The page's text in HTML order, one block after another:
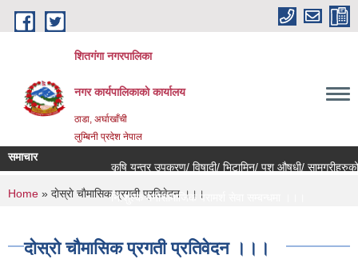
Skip to main content
शितगंगा नगरपालिका
नगर कार्यपालिकाकाे कार्यालय
ठाडा, अर्घाखाँची
लुम्बिनी प्रदेश नेपाल
समाचार
कृषि यन्त्र उपकरण/ विषादी/ भिटामिन/ पशु औषधी/
नि:शुल्क मनोसामाजिक परामर्श सेवा सम्बन्धमा ।।।
You are here
Home » दाेस्राे चाैमासिक प्रगती प्रतिवेदन ।।।
दाेस्राे चाैमासिक प्रगती प्रतिवेदन ।।।